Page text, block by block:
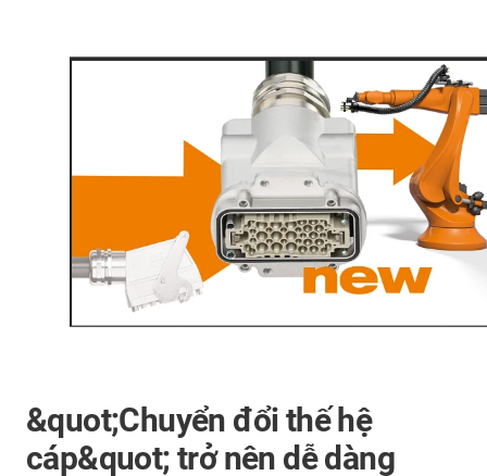
&quot;Chuyển đổi thế hệ
cáp&quot; trở nên dễ dàng